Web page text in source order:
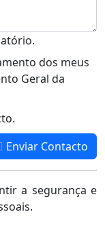
dos meus
Geral da
Enviar Contacto
a segurança e